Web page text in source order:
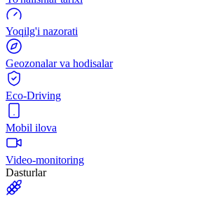
Yoqilg'i nazorati
Geozonalar va hodisalar
Eco-Driving
Mobil ilova
Video-monitoring
Dasturlar